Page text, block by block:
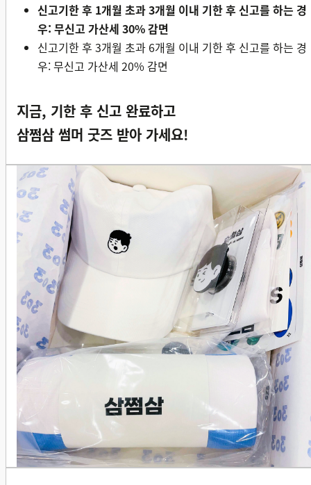
신고기한 후 1개월 초과 3개월 이내 기한 후 신고를 하는 경
우: 무신고 가산세 30% 감면
신고기한 후 3개월 초과 6개월 이내 기한 후 신고를 하는 경
우: 무신고 가산세 20% 감면
지금, 기한 후 신고 완료하고
삼쩜삼 썸머 굿즈 받아 가세요!